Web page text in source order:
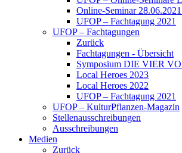
Online-Seminar
UFOP – Fachtagung 2021
UFOP – Fachtagungen
Zurück
Fachtagungen - Übersicht
Symposium DIE VIER
Local Heroes 2023
Local Heroes 2022
UFOP – Fachtagung 2021
UFOP – KulturPflanzen-Magazin
Stellenausschreibungen
Ausschreibungen
Medien
Zurück